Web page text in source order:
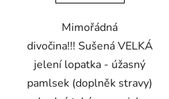
hvězdiček.
Mimořádná
divočina!!! Sušená VELKÁ
jelení lopatka - úžasný
pamlsek (doplněk stravy)